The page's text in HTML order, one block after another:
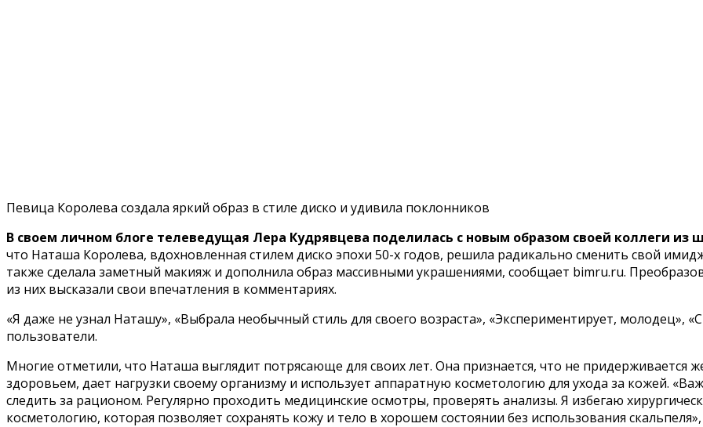
Певица Королева создала яркий образ в стиле диско и удивила поклонников
В своем личном блоге телеведущая Лера Кудрявцева поделилась с новым образом своей коллеги
что Наташа Королева, вдохновленная стилем диско эпохи 50-х годов, решила радикально сменить свой
также сделала заметный макияж и дополнила образ массивными украшениями, сообщает bimru.ru.
из них высказали свои впечатления в комментариях.
«Я даже не узнал Наташу», «Выбрала необычный стиль для своего возраста», «Экспериментирует, молодец»,
пользователи.
Многие отметили, что Наташа выглядит потрясающе для своих лет. Она признается, что не придерживается
здоровьем, дает нагрузки своему организму и использует аппаратную косметологию для ухода за кожей.
следить за рационом. Регулярно проходить медицинские осмотры, проверять анализы. Я избегаю
косметологию, которая позволяет сохранять кожу и тело в хорошем состоянии без использования